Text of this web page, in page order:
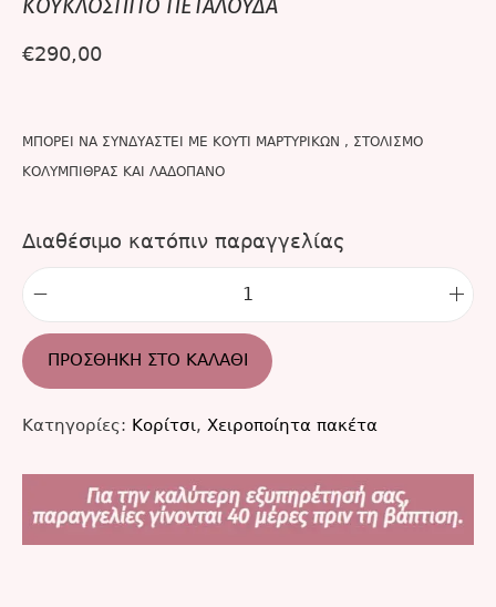
€290,00
ΜΠΟΡΕΙ ΝΑ ΣΥΝΔΥΑΣΤΕΙ ΜΕ ΚΟΥΤΙ ΜΑΡΤΥΡΙΚΩΝ , ΣΤΟΛΙΣΜΟ
ΚΟΛΥΜΠΙΘΡΑΣ ΚΑΙ ΛΑΔΟΠΑΝΟ
Διαθέσιμο κατόπιν παραγγελίας
ΠΡΟΣΘΉΚΗ ΣΤΟ ΚΑΛΆΘΙ
Κατηγορίες: Κορίτσι, Χειροποίητα πακέτα